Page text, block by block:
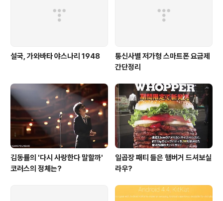
설국, 가와바타 야스나리 1948
통신사별 저가형 스마트폰 요금제
간단정리
김동률의 '다시 사랑한다 말할까'
코러스의 정체는?
일곱장 패티 들은 햄버거 드셔보실
라우?